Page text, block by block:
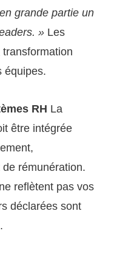
grande partie un
» Les
équipes.
RH La
être intégrée
rémunération.
reflètent pas vos
déclarées sont